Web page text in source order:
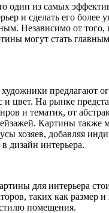
один из самых
и сделать его более
Независимо от того,
могут стать
предлагают
и цвет. На рынке
и тематик, от
Картины также
хозяев, добавляя
дизайн интерьера.
для интерьера
таких как размер и
помещения.